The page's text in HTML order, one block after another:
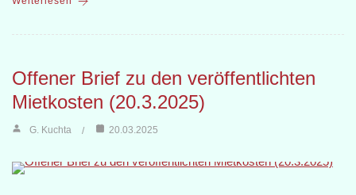
Offener Brief zu den veröffentlichten
Mietkosten (20.3.2025)
G. Kuchta 20.03.2025